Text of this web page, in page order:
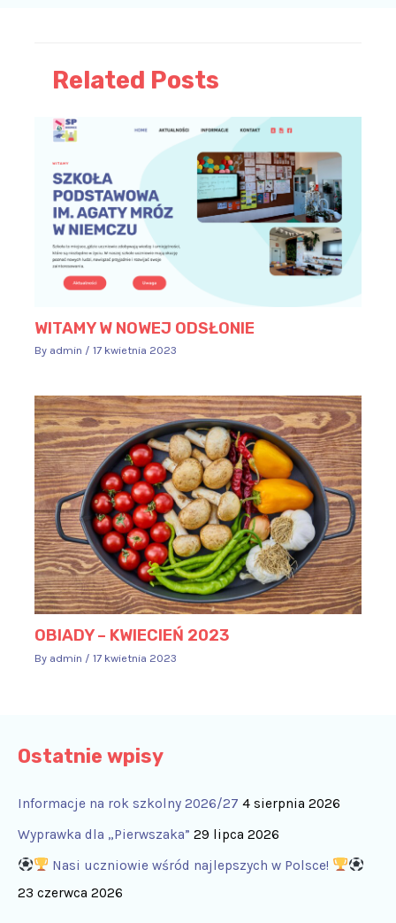
Related Posts
WITAMY W NOWEJ ODSŁONIE
By admin / 17 kwietnia 2023
OBIADY – KWIECIEŃ 2023
By admin / 17 kwietnia 2023
Ostatnie wpisy
Informacje na rok szkolny 2026/27 4 sierpnia 2026
Wyprawka dla „Pierwszaka” 29 lipca 2026
Nasi uczniowie wśród najlepszych w Polsce!
23 czerwca 2026